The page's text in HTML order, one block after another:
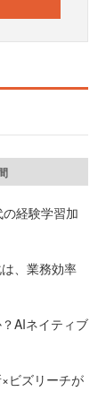
経験学習加
、業務効率
AIネイティブ
ビズリーチが